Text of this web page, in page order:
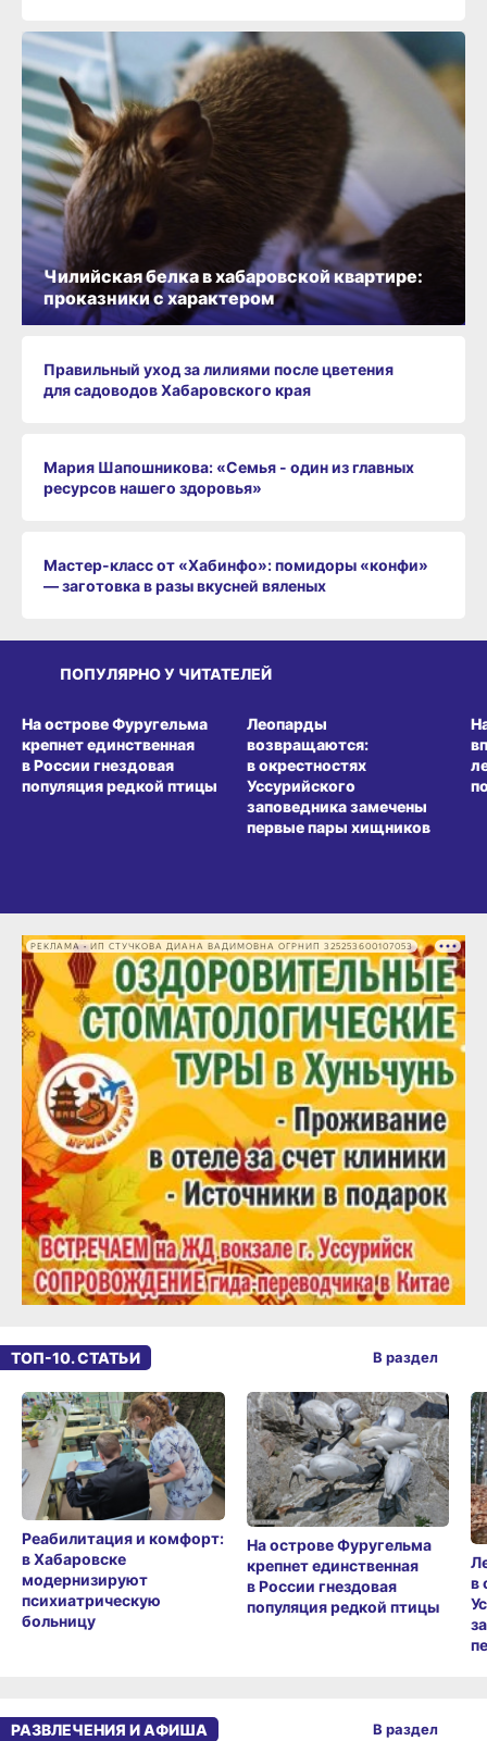
Правильный уход за лилиями после цветения
для садоводов Хабаровского края
Мария Шапошникова: «Семья - один из главных
ресурсов нашего здоровья»
Мастер-класс от «Хабинфо»: помидоры «конфи»
— заготовка в разы вкусней вяленых
Чилийская белка в хабаровской квартире:
проказники с характером
ПОПУЛЯРНО У ЧИТАТЕЛЕЙ
На острове Фуругельма
крепнет единственная
в России гнездовая
популяция редкой птицы
Леопарды
возвращаются:
в окрестностях
Уссурийского
заповедника замечены
первые пары хищников
РЕКЛАМА • ИП СТУЧКОВА ДИАНА ВАДИМОВНА ОГРНИП 325253600107053
ТОП-10. СТАТЬИ
Реабилитация и комфорт:
в Хабаровске
модернизируют
психиатрическую
больницу
На острове Фуругельма
крепнет единственная
в России гнездовая
популяция редкой птицы
в
В раздел
РАЗВЛЕЧЕНИЯ И АФИША В раздел